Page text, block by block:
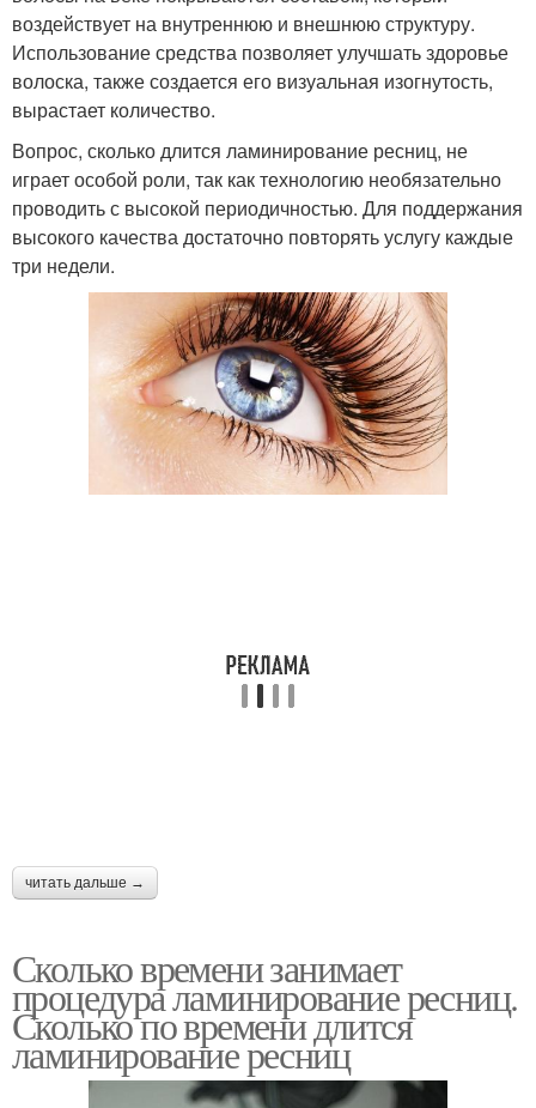
воздействует на внутреннюю и внешнюю структуру.
Использование средства позволяет улучшать здоровье
волоска, также создается его визуальная изогнутость,
вырастает количество.
Вопрос, сколько длится ламинирование ресниц, не
играет особой роли, так как технологию необязательно
проводить с высокой периодичностью. Для поддержания
высокого качества достаточно повторять услугу каждые
три недели.
читать дальше →
Сколько времени занимает
процедура ламинирование ресниц.
Сколько по времени длится
ламинирование ресниц